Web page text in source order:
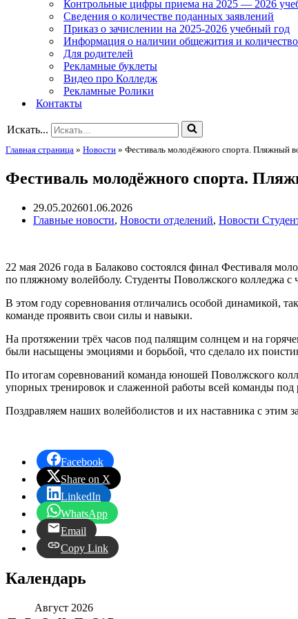
Контрольные цифры приема на 2025 — 2026
Сведения о количестве поданных заявлений
Приказ о зачислении на 2025-2026 учебный год
Информация о наличии общежития и
Для родителей
Рекламные буклеты
Видео про Колледж
Рекламные Ролики
Контакты
Искать...
Главная страница » Новости » Фестиваль молодёжного спорта. Пляжный
Фестиваль молодёжного спорта.
29.05.202601.06.2026
Главные новости, Новости отделений, Новости
22 мая 2026 года в Балаково состоялся финал Фестиваля
по пляжному волейболу. Студенты Поволжского колледжа с
В этом году соревнования отличались особой динамикой,
команде проявить свои силы и навыки.
На протяжении трёх часов под палящим солнцем и на
были насыщены эмоциями и борьбой, что сделало их
По итогам соревнований команда юношей Поволжского
упорных тренировок и слаженной работы всей команды
Поздравляем наших волейболистов и их наставника с этим
Facebook
Share on X
LinkedIn
WhatsApp
Email
Copy Link
Календарь
Август 2026